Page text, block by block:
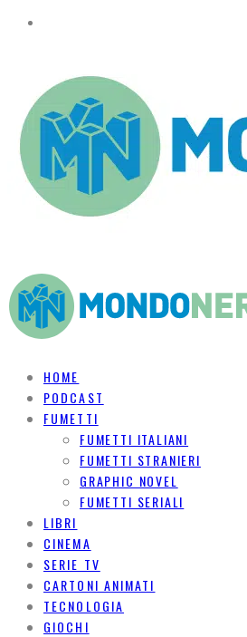
HOME
PODCAST
FUMETTI
FUMETTI ITALIANI
FUMETTI STRANIERI
GRAPHIC NOVEL
FUMETTI SERIALI
LIBRI
CINEMA
SERIE TV
CARTONI ANIMATI
TECNOLOGIA
GIOCHI